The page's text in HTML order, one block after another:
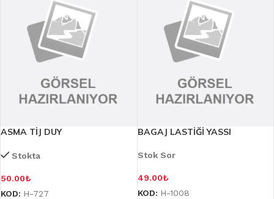
ASMA TİJ DUY
Stokta
50.00₺
KOD: H-727
BAGAJ LASTİĞİ YASSI
Stok Sor
49.00₺
KOD: H-1008